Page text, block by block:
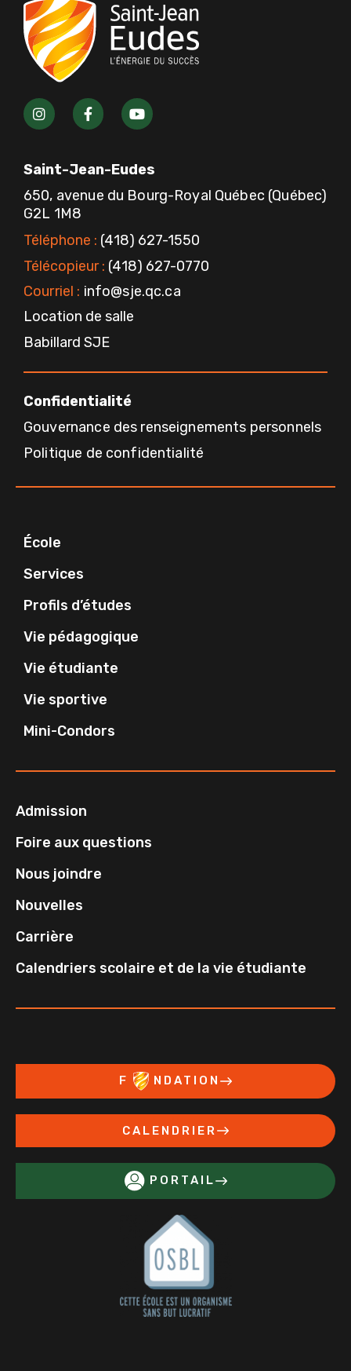
I
n
s
a
g
r
a
m
F
a
c
o
o
k
Y
o
u
u
b
e
Saint-Jean-Eudes
650, avenue du Bourg-Royal Québec (Québec)
G2L 1M8
Téléphone : (418) 627-1550
Télécopieur : (418) 627-0770
Courriel : info@sje.qc.ca
Location de salle
Babillard SJE
Confidentialité
Gouvernance des renseignements personnels
Politique de confidentialité
École
Services
Profils d’études
Vie pédagogique
Vie étudiante
Vie sportive
Mini-Condors
Admission
Foire aux questions
Nous joindre
Nouvelles
Carrière
Calendriers scolaire et de la vie étudiante
F NDATION
CALENDRIER
PORTAIL